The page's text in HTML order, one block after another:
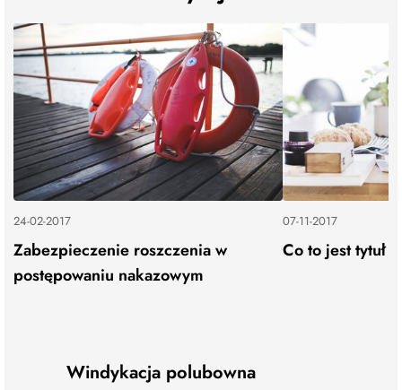
24-02-2017
Zabezpieczenie roszczenia w
postępowaniu nakazowym
07-11-2017
Co to jest tytuł
Windykacja polubowna